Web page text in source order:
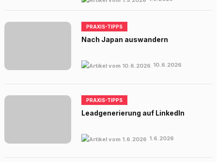
PRAXIS-TIPPS
Nach Japan auswandern
10.6.2026
PRAXIS-TIPPS
Leadgenerierung auf LinkedIn
1.6.2026